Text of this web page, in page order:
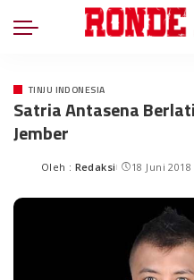
TINJU INDONESIA
Satria Antasena
Jember
Oleh : Redaksi 18 Juni